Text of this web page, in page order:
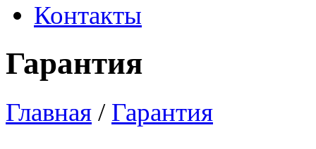
Контакты
Гарантия
Главная / Гарантия